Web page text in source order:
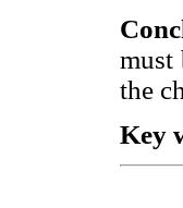
must
the
Key